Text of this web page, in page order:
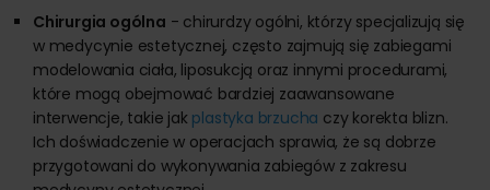
Chirurgia ogólna - chirurdzy ogólni, którzy specjalizują się
w medycynie estetycznej, często zajmują się zabiegami
modelowania ciała, liposukcją oraz innymi procedurami,
które mogą obejmować bardziej zaawansowane
interwencje, takie jak plastyka brzucha czy korekta blizn.
Ich doświadczenie w operacjach sprawia, że są dobrze
przygotowani do wykonywania zabiegów z zakresu